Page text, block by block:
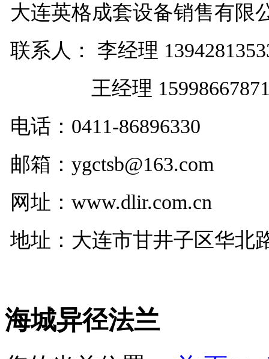
大连英格成套设备销售有限
联系人： 李经理
王经理
电话： 0411-86896330
邮箱：ygctsb@163.com
网址：www.dlir.com.cn
地址：大连市甘井子区华北
海城异径法兰